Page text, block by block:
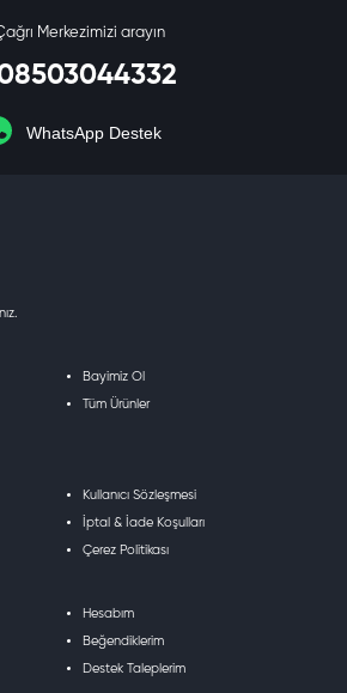
Merkezimizi arayın
WhatsApp Destek
Bayimiz Ol
Tüm Ürünler
Kullanıcı Sözleşmesi
İptal & İade Koşulları
Çerez Politikası
Hesabım
Beğendiklerim
Destek Taleplerim